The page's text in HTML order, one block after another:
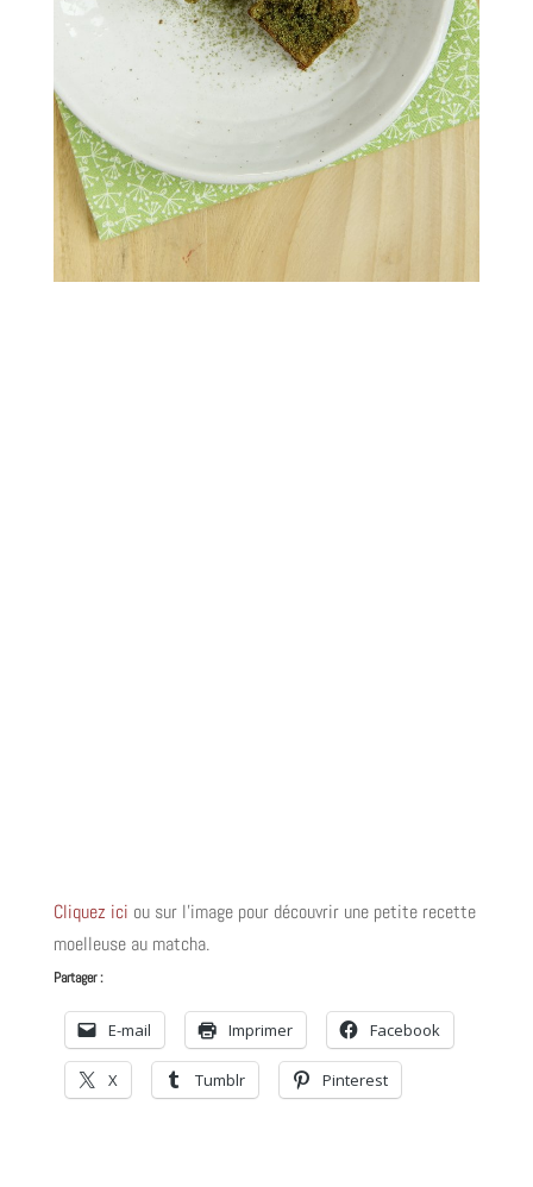
Cliquez ici ou sur l’image pour découvrir une petite recette
moelleuse au matcha.
Partager :
E-mail Imprimer Facebook
X Tumblr Pinterest